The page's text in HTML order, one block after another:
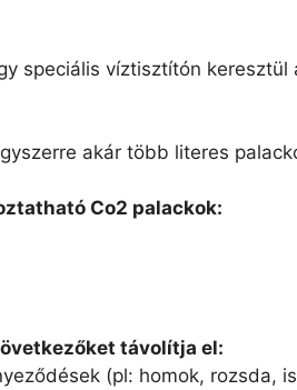
speciális víztisztítón keresztül
akár több literes
Co2 palackok:
távolítja el:
(pl: homok, rozsda,